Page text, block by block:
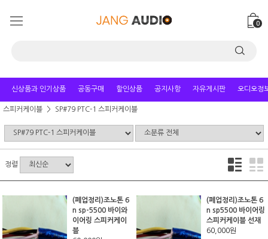
0
신상품과 인기상품 공동구매 할인상품 공지사항 자유게시판 오디오정
스피커케이블 SP#79 PTC-1 스피커케이블
정렬
(폐업정리)조노톤 6
n sp-5500 바이와
이어링 스피커케이
블
(폐업정리)조노톤 6
n sp5500 바이어링
스피커케이블 선재
60,000원